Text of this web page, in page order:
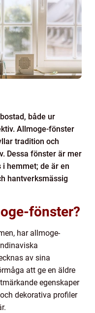
både ur
Allmoge-fönster
tradition och
Dessa fönster är mer
hemmet; de är en
hantverksmässig
fönster?
har allmoge-
av sina
att ge en äldre
egenskaper
dekorativa profiler